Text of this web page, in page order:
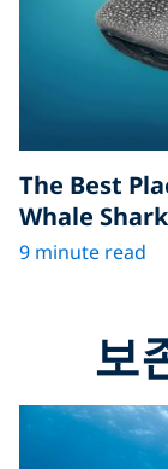
The Best
Whale
9 minute read
보